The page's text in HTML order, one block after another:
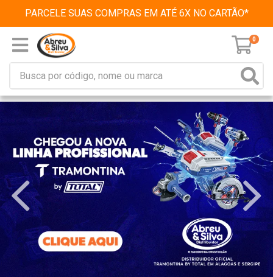
PARCELE SUAS COMPRAS EM ATÉ 6X NO CARTÃO*
0